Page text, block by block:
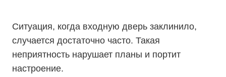
Ситуация, когда входную дверь заклинило,
случается достаточно часто. Такая
неприятность нарушает планы и портит
настроение.